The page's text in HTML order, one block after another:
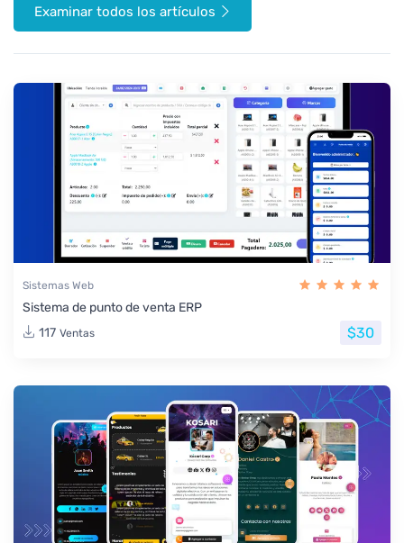
Examinar todos los artículos
Sistemas Web
Sistema de punto de venta ERP
117 Ventas $30